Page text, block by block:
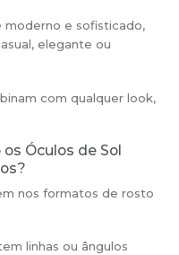
moderno e sofisticado,
elegante ou
com qualquer look,
Óculos de Sol
nos formatos de rosto
linhas ou ângulos